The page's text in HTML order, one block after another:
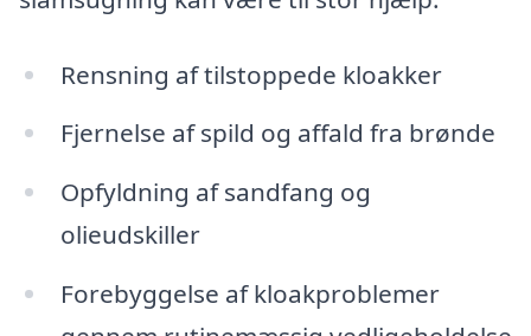
Rensning af tilstoppede kloakker
Fjernelse af spild og affald fra brønde
Opfyldning af sandfang og
olieudskiller
Forebyggelse af kloakproblemer